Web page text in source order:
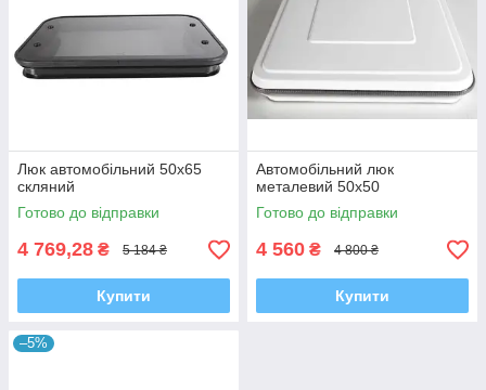
Люк автомобільний 50х65
скляний
Готово до відправки
4 769,28 ₴ 5 184 ₴
Купити
Автомобільний люк
металевий 50х50
Готово до відправки
4 560 ₴ 4 800 ₴
Купити
–5%